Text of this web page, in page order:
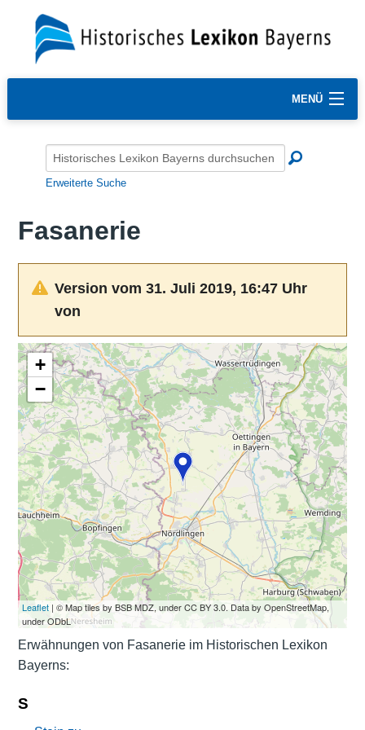
MENÜ
Erweiterte Suche
Fasanerie
Version vom 31. Juli 2019, 16:47 Uhr
von
+
−
Leaflet| © Map tiles by BSB MDZ, under CC BY 3.0. Data by OpenStreetMap,
under ODbL
Erwähnungen von Fasanerie im Historischen Lexikon
Bayerns:
S